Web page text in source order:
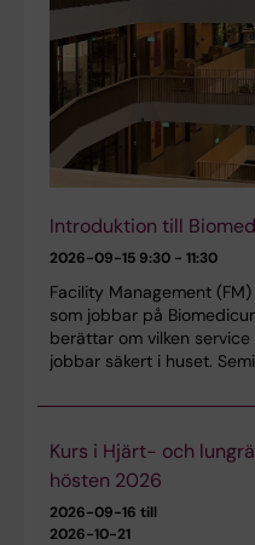
Introduktion till
2026-09-15 9:30 - 11:30
Facility Management
som jobbar på
berättar om vilken
jobbar säkert i huset.
Kurs i Hjärt- och
hösten 2026
2026-09-16 till
2026-10-21